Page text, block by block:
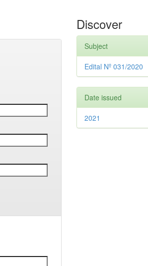
Discover
Subject
Edital Nº 031/2020
Date issued
2021